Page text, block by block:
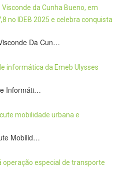
Da Cun…
Informáti…
Mobilid…